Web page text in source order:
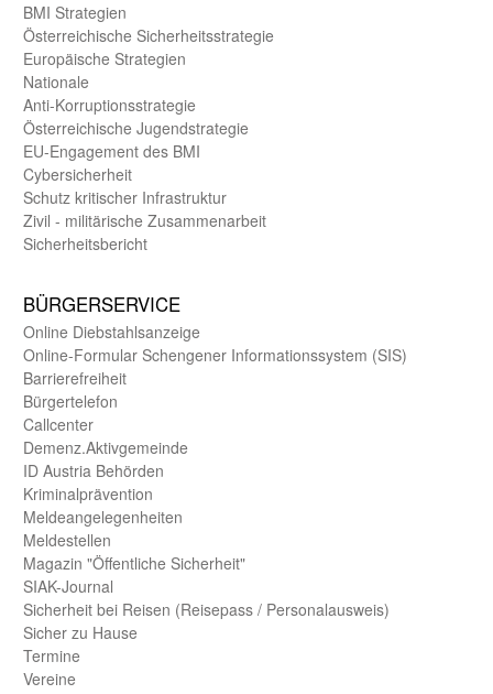
BMI Strategien
Öster­reichische Sicherheits­strategie
Europäische Strategien
Nationale
Anti-Korruptions­strategie
Öster­reichische Jugend­strategie
EU-Engagement des BMI
Cybersicherheit
Schutz kritischer Infra­struktur
Zivil - militärische Zusammen­arbeit
Sicherheits­bericht
BÜRGER­SERVICE
Online Diebstahls­anzeige
Online-Formular Schengener Informationssystem (SIS)
Barriere­freiheit
Bürger­telefon
Call­center
Demenz.Aktiv­gemeinde
ID Austria Behörden
Kriminal­prävention
Melde­an­ge­le­gen­heiten
Meld­estellen
Magazin "Öffentliche Sicherheit"
SIAK-Journal
Sicherheit bei Reisen (Reise­pass / Personal­ausweis)
Sicher zu Hause
Termine
Vereine